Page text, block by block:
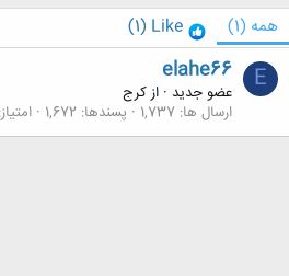
همه (1)
Like
(1)
E
elahe66
عضو جدید · ازکرج
ارسال ها 1,737 پسندها 1,672 امتیاز